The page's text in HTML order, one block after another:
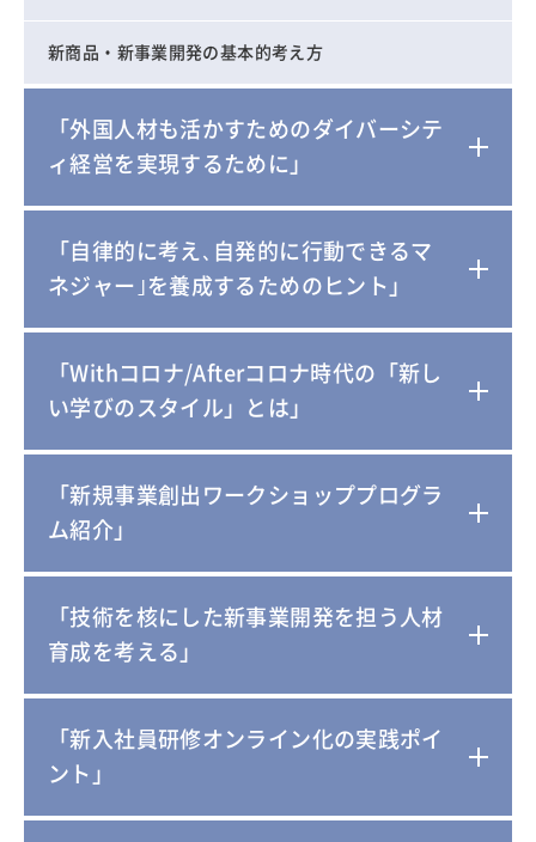
新商品・新事業開発の基本的考え方
「外国人材も活かすためのダイバーシテ
ィ経営を実現するために」
「自律的に考え､自発的に行動できるマ
ネジャー｣を養成するためのヒント」
「Withコロナ/Afterコロナ時代の「新し
い学びのスタイル」とは」
「新規事業創出ワークショッププログラ
ム紹介」
「技術を核にした新事業開発を担う人材
育成を考える」
「新入社員研修オンライン化の実践ポイ
ント」